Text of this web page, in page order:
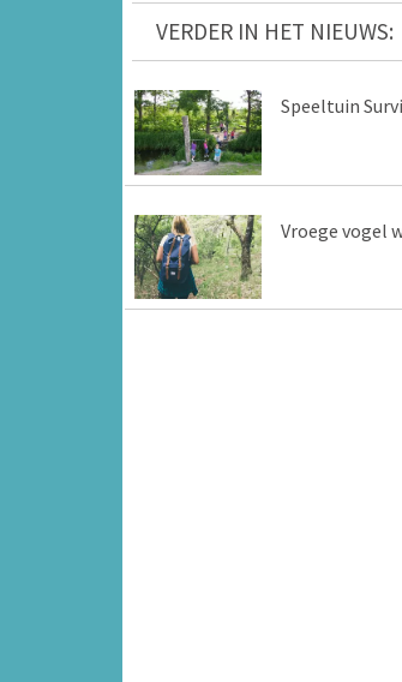
VERDER IN HET NIEUWS:
Speeltuin
Vroege vogel